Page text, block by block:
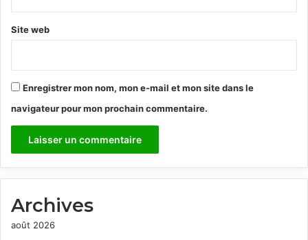
Site web
Enregistrer mon nom, mon e-mail et mon site dans le
navigateur pour mon prochain commentaire.
Archives
août 2026